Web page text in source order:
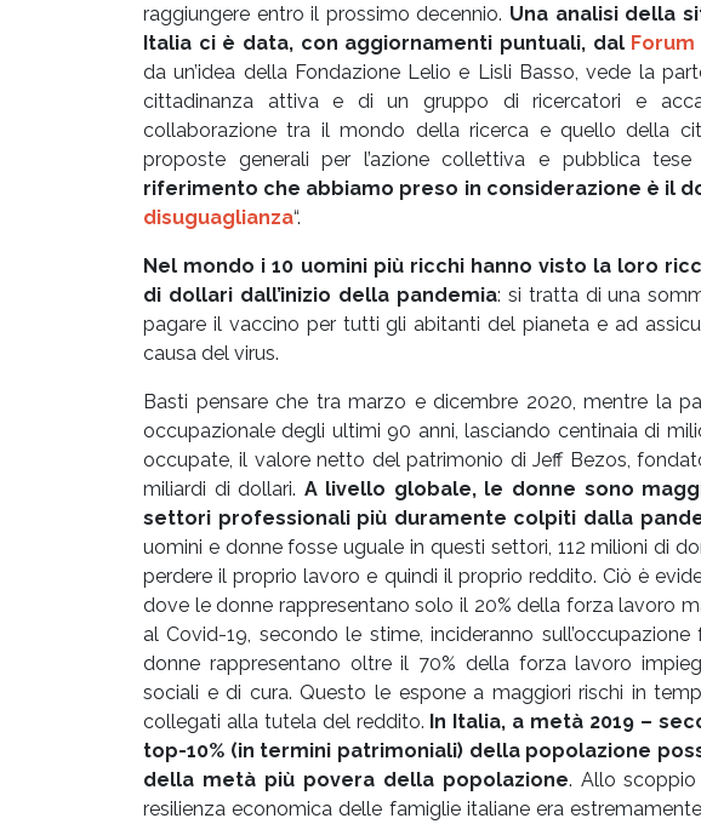
raggiungere entro il prossimo decennio. Una analisi della
Italia ci è data, con aggiornamenti puntuali, dal
da un’idea della Fondazione Lelio e Lisli Basso, vede la
cittadinanza attiva e di un gruppo di ricercatori e
collaborazione tra il mondo della ricerca e quello della
proposte generali per l’azione collettiva e pubblica
riferimento che abbiamo preso in considerazione è il
disuguaglianza“.
Nel mondo i 10 uomini più ricchi hanno visto la loro
di dollari dall’inizio della pandemia: si tratta di una
pagare il vaccino per tutti gli abitanti del pianeta e ad
causa del virus.
Basti pensare che tra marzo e dicembre 2020, mentre la
occupazionale degli ultimi 90 anni, lasciando centinaia di
occupate, il valore netto del patrimonio di Jeff Bezos,
miliardi di dollari. A livello globale, le donne sono
settori professionali più duramente colpiti dalla
uomini e donne fosse uguale in questi settori, 112 milioni di
perdere il proprio lavoro e quindi il proprio reddito. Ciò è
dove le donne rappresentano solo il 20% della forza lavoro
al Covid-19, secondo le stime, incideranno
donne rappresentano oltre il 70% della forza lavoro
sociali e di cura. Questo le espone a maggiori rischi in
collegati alla tutela del reddito. In Italia, a metà 2019 –
top-10% (in termini patrimoniali) della popolazione
della metà più povera della popolazione. Allo scoppio
resilienza economica delle famiglie italiane era